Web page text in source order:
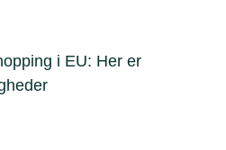
i EU: Her er